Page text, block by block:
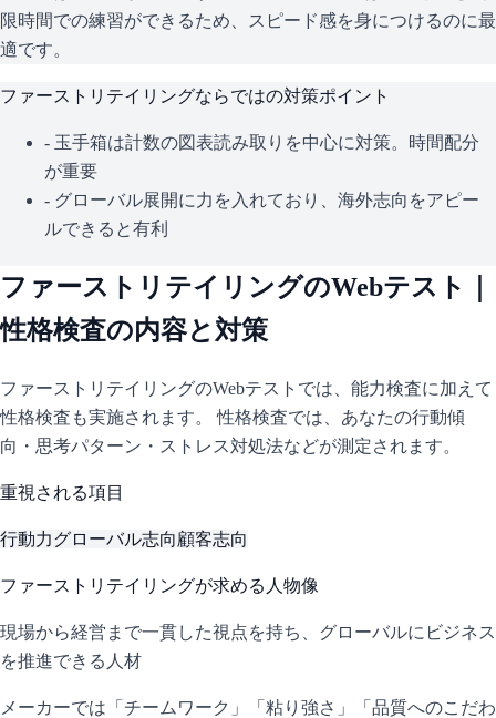
限時間での練習ができるため、スピード感を身につけるのに最
適です。
ファーストリテイリングならではの対策ポイント
- 玉手箱は計数の図表読み取りを中心に対策。時間配分
が重要
- グローバル展開に力を入れており、海外志向をアピー
ルできると有利
ファーストリテイリングのWebテスト｜
性格検査の内容と対策
ファーストリテイリングのWebテストでは、能力検査に加えて
性格検査も実施されます。 性格検査では、あなたの行動傾
向・思考パターン・ストレス対処法などが測定されます。
重視される項目
行動力グローバル志向顧客志向
ファーストリテイリングが求める人物像
現場から経営まで一貫した視点を持ち、グローバルにビジネス
を推進できる人材
メーカーでは「チームワーク」「粘り強さ」「品質へのこだわ